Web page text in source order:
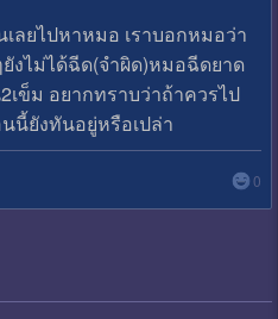
ลยไปหาหมอ เราบอกหมอว่า
งไม่ได้ฉีด(จำผิด)หมอฉีดยาด
เข็ม อยากทราบว่าถ้าควรไป
นี้ยังทันอยู่หรือเปล่า
0